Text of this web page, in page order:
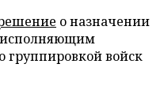
о назначении
исполняющим
группировкой войск